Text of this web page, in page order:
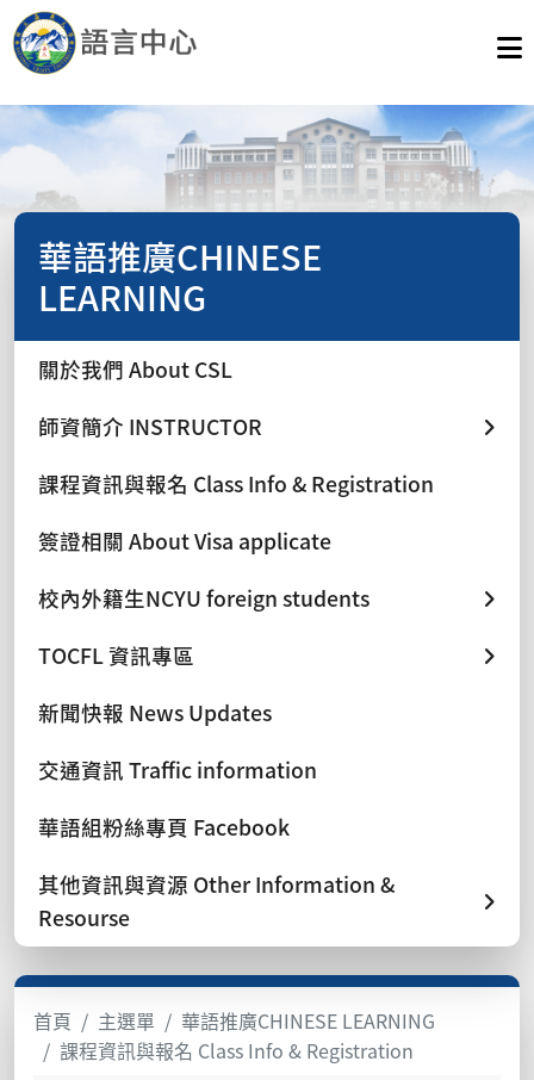
華語推廣CHINESE
LEARNING
關於我們 About CSL
師資簡介 INSTRUCTOR
課程資訊與報名 Class Info & Registration
簽證相關 About Visa applicate
校內外籍生NCYU foreign students
TOCFL 資訊專區
新聞快報 News Updates
交通資訊 Traffic information
華語組粉絲專頁 Facebook
其他資訊與資源 Other Information &
Resourse
首頁 主選單
華語推廣CHINESE LEARNING
課程資訊與報名 Class Info & Registration